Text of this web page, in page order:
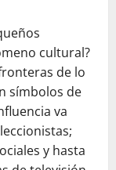
cultural?
de lo
símbolos de
va
y hasta